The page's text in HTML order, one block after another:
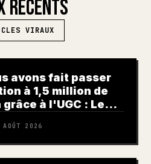
RÉCENTS
VIRAUX
avons fait passer
à 1,5 million de
à l'UGC : Le
2026